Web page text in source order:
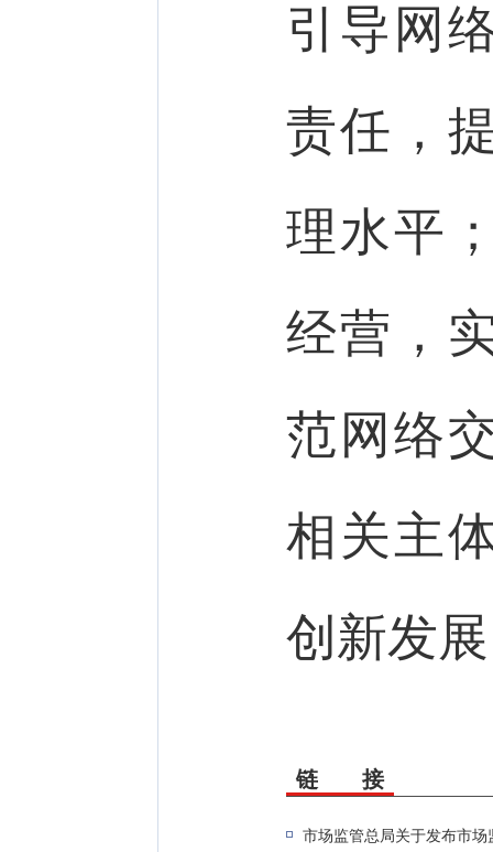
引导网
责任，
理水平
经营，
范网络
相关主
创新发
链 接
市场监管总局关于发布市